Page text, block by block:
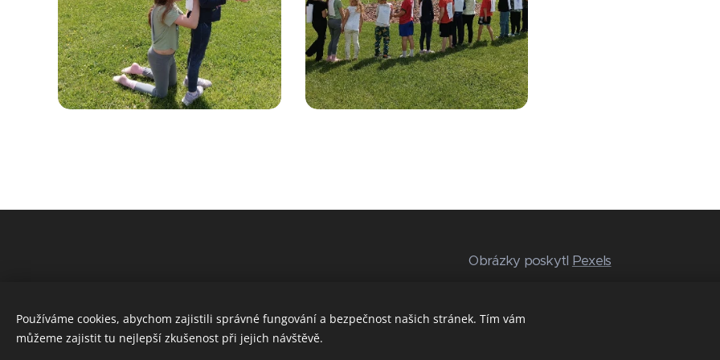
Obrázky poskytl Pexels
Používáme cookies, abychom zajistili správné fungování a bezpečnost našich stránek. Tím vám
můžeme zajistit tu nejlepší zkušenost při jejich návštěvě.